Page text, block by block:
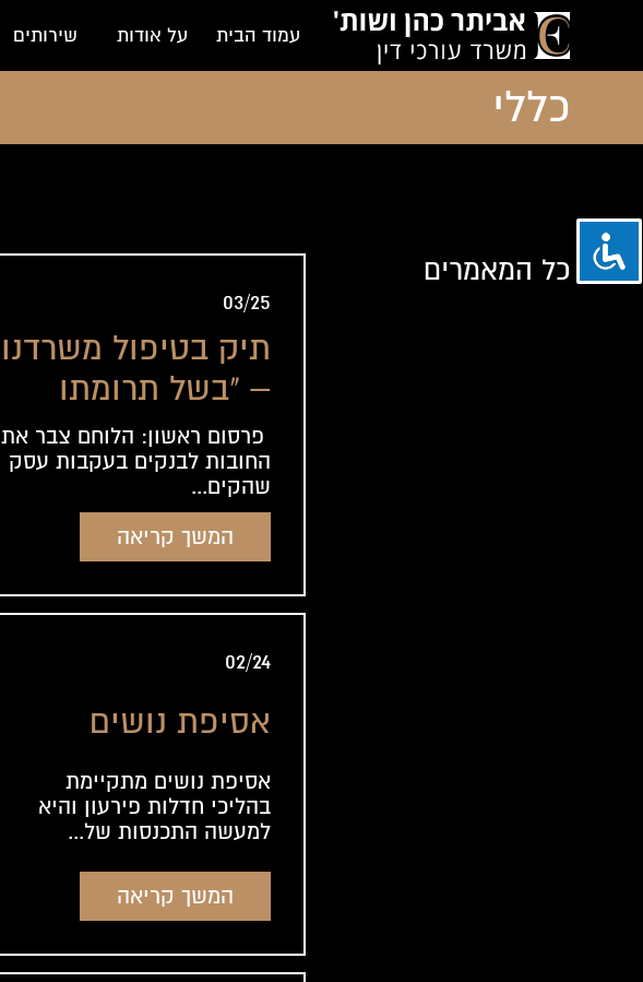
עמוד הבית על אודות שירותים
כללי
כל המאמרים
03/25
תיק בטיפול משרדנו
– "בשל תרומתו
במלחמה ומצבו
הנפשי: ביהמ"ש
מחק ללוחם חוב של
2 מיליון שקל"
פרסום ראשון: הלוחם צבר את
החובות לבנקים בעקבות עסק
שהקים...
המשך קריאה
02/24
אסיפת נושים
אסיפת נושים מתקיימת
בהליכי חדלות פירעון והיא
למעשה התכנסות של...
המשך קריאה